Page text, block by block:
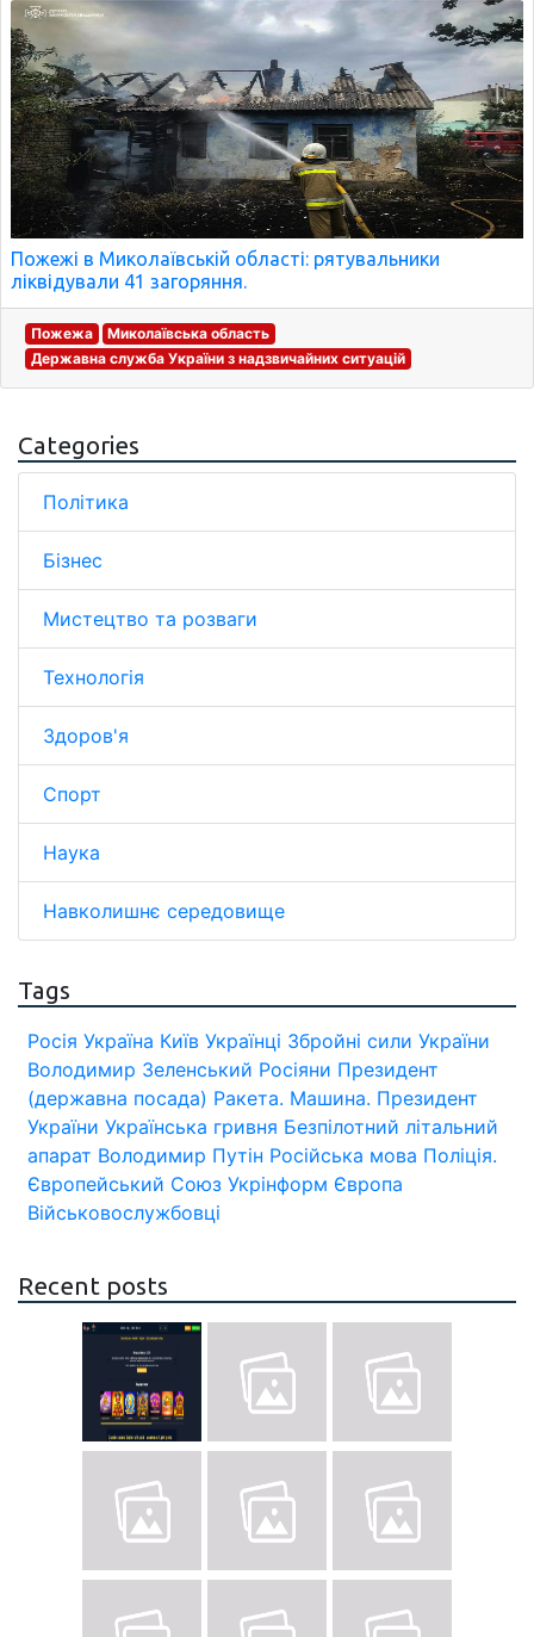
Пожежі в Миколаївській області: рятувальники
ліквідували 41 загоряння.
Пожежа
Миколаївська область
Державна служба України з надзвичайних ситуацій
Categories
Політика
Бізнес
Мистецтво та розваги
Технологія
Здоров'я
Спорт
Наука
Навколишнє середовище
Tags
Росія Україна Київ Українці Збройні сили України
Володимир Зеленський Росіяни Президент
(державна посада) Ракета. Машина. Президент
України Українська гривня Безпілотний літальний
апарат Володимир Путін Російська мова Поліція.
Європейський Союз Укрінформ Європа
Військовослужбовці
Recent posts